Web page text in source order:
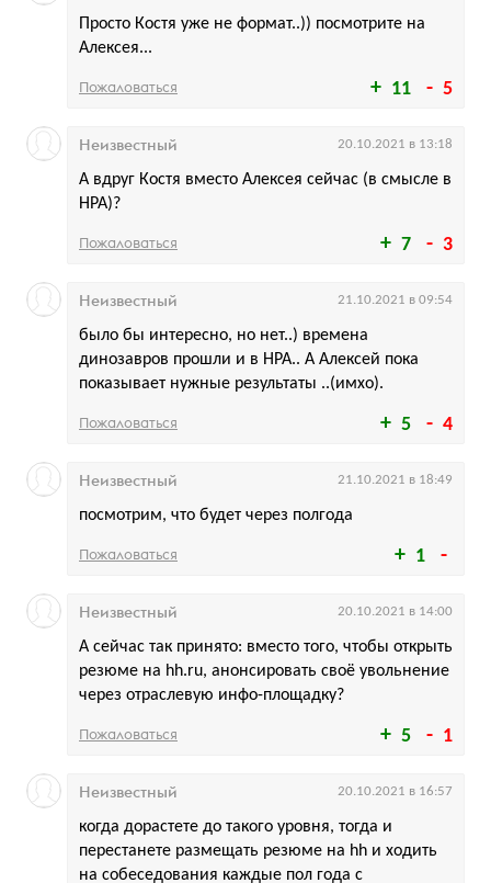
11 5
Просто Костя уже не формат..)) посмотрите на
Алексея...
Пожаловаться
7 3
А вдруг Костя вместо Алексея сейчас (в смысле в
НРА)?
Неизвестный 20.10.2021 в 13:18
Пожаловаться
5 4
было бы интересно, но нет..) времена
динозавров прошли и в НРА.. А Алексей пока
показывает нужные результаты ..(имхо).
Неизвестный 21.10.2021 в 09:54
Пожаловаться
1
посмотрим, что будет через полгода
Неизвестный 21.10.2021 в 18:49
Пожаловаться
5 1
А сейчас так принято: вместо того, чтобы открыть
резюме на hh.ru, анонсировать своё увольнение
через отраслевую инфо-площадку?
Неизвестный 20.10.2021 в 14:00
Пожаловаться
когда дорастете до такого уровня, тогда и
перестанете размещать резюме на hh и ходить
на собеседования каждые пол года с
Неизвестный 20.10.2021 в 16:57